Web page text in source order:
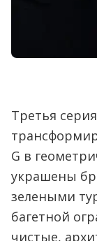
Третья
G в
украшены
зелеными
багетной
чистые,